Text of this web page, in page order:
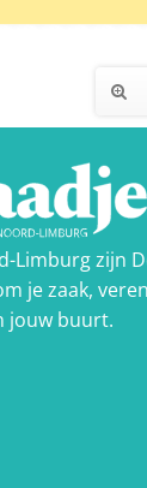
Limburg zijn
je zaak,
jouw buurt.